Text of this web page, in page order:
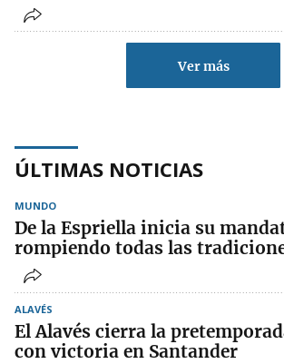
Ver más
ÚLTIMAS NOTICIAS
MUNDO
De la Espriella inicia su
rompiendo todas las
ALAVÉS
El Alavés cierra la
con victoria en Santander